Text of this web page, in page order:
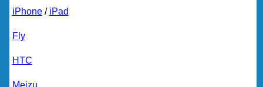
iPhone/ iPad
Fly
HTC